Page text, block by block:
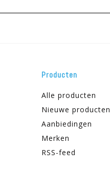
Producten
Alle producten
Nieuwe producten
Aanbiedingen
Merken
RSS-feed